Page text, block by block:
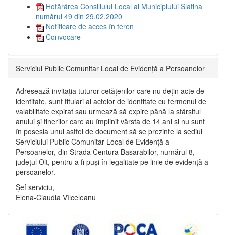
Hotărârea Consiliului Local al Municipiului Slatina
numărul 49 din 29.02.2020
Notificare de acces în teren
Convocare
Serviciul Public Comunitar Local de Evidență a Persoanelor
Adresează invitația tuturor cetățenilor care nu dețin acte de
identitate, sunt titulari ai actelor de identitate cu termenul de
valabilitate expirat sau urmează să expire până la sfârșitul
anului și tinerilor care au împlinit vârsta de 14 ani și nu sunt
în posesia unui astfel de document să se prezinte la sediul
Serviciului Public Comunitar Local de Evidență a
Persoanelor, din Strada Centura Basarabilor, numărul 8,
județul Olt, pentru a fi puși în legalitate pe linie de evidență a
persoanelor.
Șef serviciu,
Elena-Claudia Vîlceleanu